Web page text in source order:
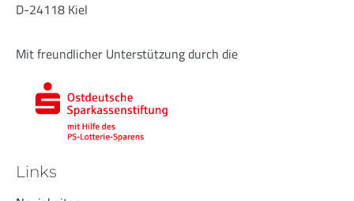
D-24118 Kiel
Mit freundlicher Unterstützung durch die
Links